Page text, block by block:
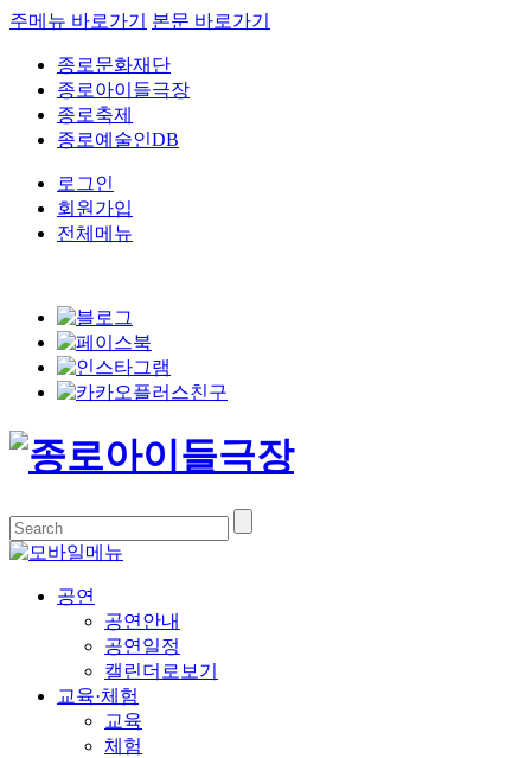
주메뉴 바로가기 본문 바로가기
종로문화재단
종로아이들극장
종로축제
종로예술인DB
로그인
회원가입
전체메뉴
공연
공연안내
공연일정
캘린더로보기
교육·체험
교육
체험